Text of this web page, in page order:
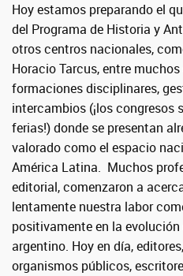
Hoy estamos preparando el
del Programa de Historia y
otros centros nacionales,
Horacio Tarcus, entre
formaciones disciplinares,
intercambios (¡los congresos
ferias!) donde se presentan
valorado como el espacio
América Latina. Muchos
editorial, comenzaron a
lentamente nuestra labor
positivamente en la
argentino. Hoy en día,
organismos públicos,